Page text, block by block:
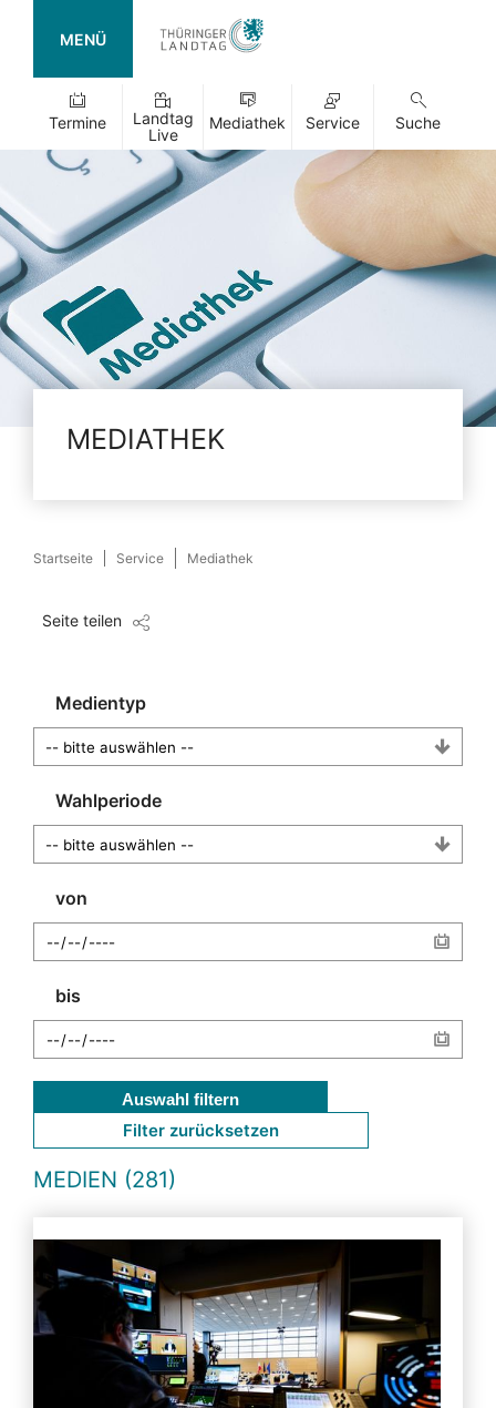
MENÜ
Termine
Landtag
Live
Mediathek Service Suche
MEDIATHEK
Startseite Service Mediathek
Seite teilen
Medientyp
Wahlperiode
von
bis
Auswahl filtern
Filter zurücksetzen
MEDIEN (281)